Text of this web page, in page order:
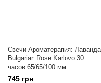
Свечи Ароматерапия: Лаванда
Bulgarian Rose Karlovo 30
часов 65/65/100 мм
745 грн